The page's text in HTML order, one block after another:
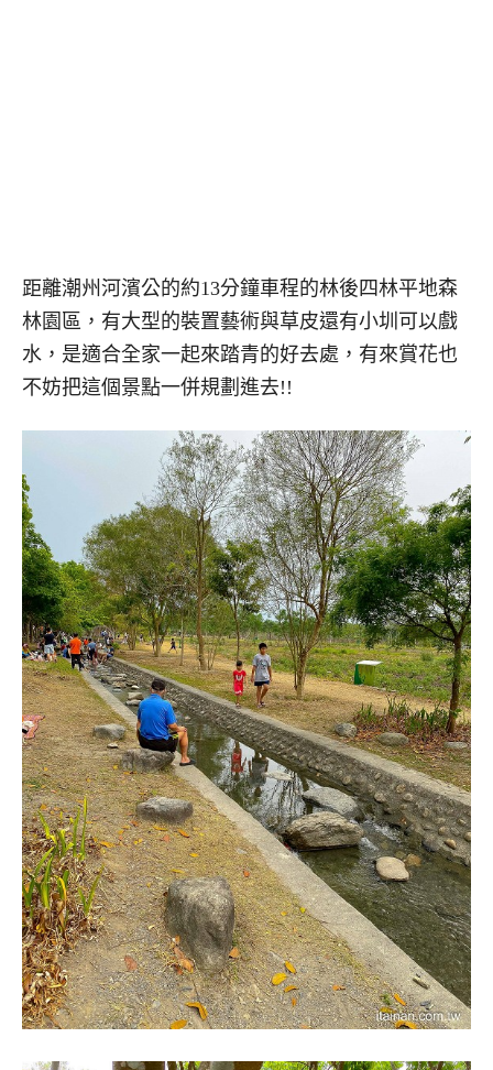
距離潮州河濱公的約13分鐘車程的林後四林平地森
林園區，有大型的裝置藝術與草皮還有小圳可以戲
水，是適合全家一起來踏青的好去處，有來賞花也
不妨把這個景點一併規劃進去!!